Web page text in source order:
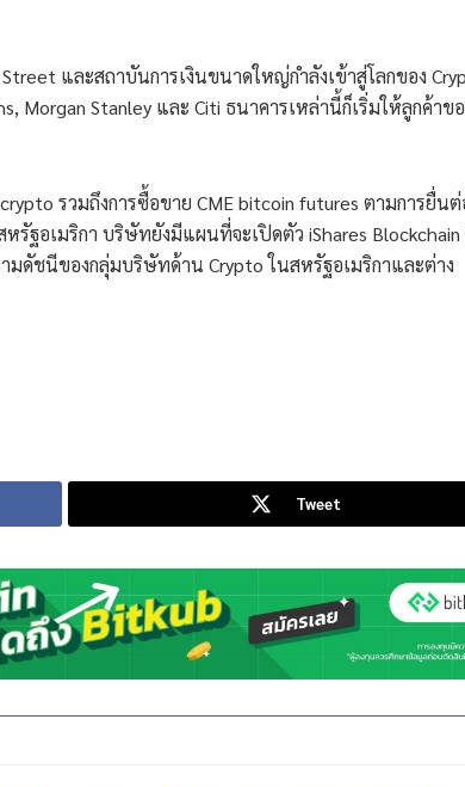
และสถาบันการเงินขนาดใหญ่กำลังเข้าสู่โลกของ
Morgan Stanley และ Citi ธนาคารเหล่านี้ก็เริ่มให้ลูกค้าข
รวมถึงการซื้อขาย CME bitcoin futures ตามการยื่น
ฐอเมริกา บริษัทยังมีแผนที่จะเปิดตัว iShares Blockchain
ดัชนีของกลุ่มบริษัทด้าน Crypto ในสหรัฐอเมริกาและต่าง
Tweet